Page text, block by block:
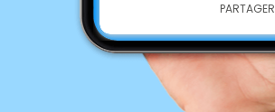
PARTAGER